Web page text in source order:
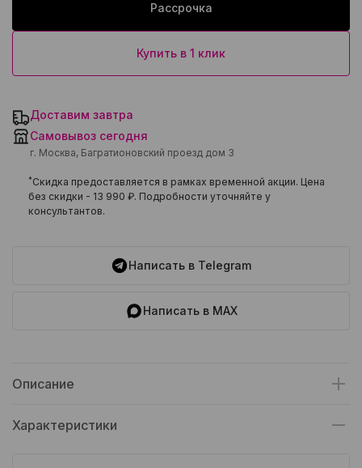
Рассрочка
Купить в 1 клик
Доставим завтра
Самовывоз сегодня
г. Москва, Багратионовский проезд дом 3
*Скидка предоставляется в рамках временной акции. Цена
без скидки - 13 990 ₽. Подробности уточняйте у
консультантов.
Написать в Telegram
Написать в MAX
Описание
Характеристики